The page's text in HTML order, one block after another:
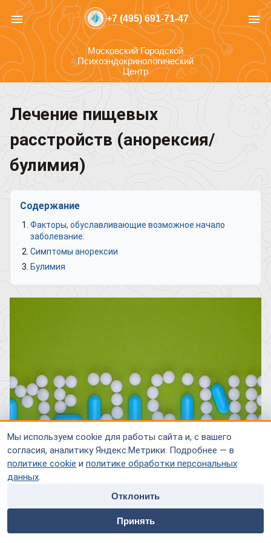
Мы используем cookie для работы сайта и, с вашего
согласия, аналитику Яндекс.Метрики. Подробнее — в
политике cookie и политике обработки персональных
данных.
Отклонить
Принять
home people
Специалисты
payment contacts
menu +7 (495) 691-71-47 menu
Московский Городской
Психоэндокринологический
Центр
Лечение пищевых
расстройств (анорексия/
булимия)
Содержание
Факторы, обуславливающие возможное начало
заболевание:
Симптомы анорексии
Булимия
различных возрастных категорий, культур, возрастов. Не все